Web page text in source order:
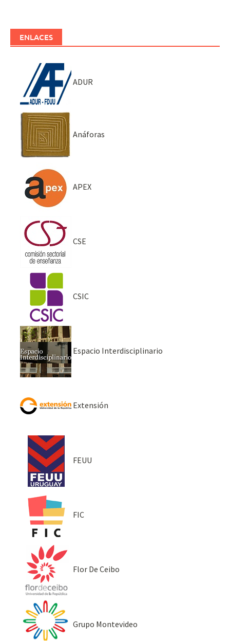
ENLACES
ADUR
Anáforas
APEX
CSE
CSIC
Espacio Interdisciplinario
Extensión
FEUU
FIC
Flor De Ceibo
Grupo Montevideo